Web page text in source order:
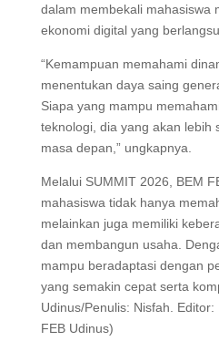
dalam membekali mahasiswa
ekonomi digital yang
“Kemampuan memahami
menentukan daya saing
Siapa yang mampu
teknologi, dia yang akan lebih
masa depan,” ungkapnya.
Melalui SUMMIT 2026, BEM
mahasiswa tidak hanya
melainkan juga memiliki
dan membangun usaha.
mampu beradaptasi dengan
yang semakin cepat serta
Udinus/Penulis: Nisfah.
FEB Udinus)